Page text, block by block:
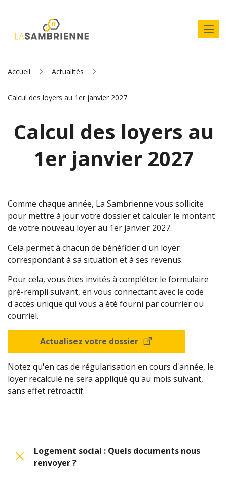
Accueil Actualités
Calcul des loyers au 1er janvier 2027
Calcul des loyers au
1er janvier 2027
Comme chaque année, La Sambrienne vous sollicite
pour mettre à jour votre dossier et calculer le montant
de votre nouveau loyer au 1er janvier 2027.
Cela permet à chacun de bénéficier d'un loyer
correspondant à sa situation et à ses revenus.
Pour cela, vous êtes invités à compléter le formulaire
pré-rempli suivant, en vous connectant avec le code
d'accès unique qui vous a été fourni par courrier ou
courriel.
Actualisez votre dossier
Notez qu'en cas de régularisation en cours d'année, le
loyer recalculé ne sera appliqué qu'au mois suivant,
sans effet rétroactif.
Logement social : Quels documents nous
renvoyer ?